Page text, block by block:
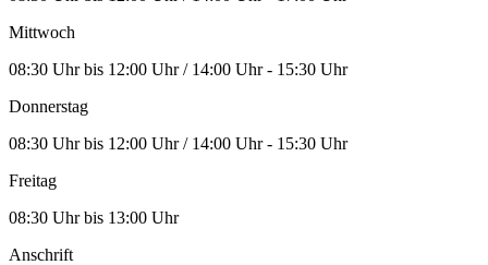
Mittwoch
08:30 Uhr bis 12:00 Uhr / 14:00 Uhr - 15:30 Uhr
Donnerstag
08:30 Uhr bis 12:00 Uhr / 14:00 Uhr - 15:30 Uhr
Freitag
08:30 Uhr bis 13:00 Uhr
Anschrift